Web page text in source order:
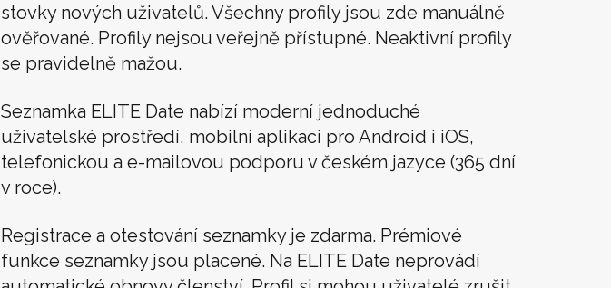
stovky nových uživatelů. Všechny profily jsou zde manuálně
ověřované. Profily nejsou veřejně přístupné. Neaktivní profily
se pravidelně mažou.
Seznamka ELITE Date nabízí moderní jednoduché
uživatelské prostředí, mobilní aplikaci pro Android i iOS,
telefonickou a e-mailovou podporu v českém jazyce (365 dní
v roce).
Registrace a otestování seznamky je zdarma. Prémiové
funkce seznamky jsou placené. Na ELITE Date neprovádí